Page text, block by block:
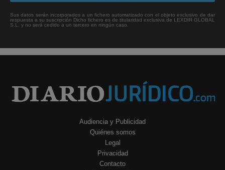
Sus datos serán incorporados a un fichero automatizado con el objeto exclusivo de dar
respuesta a su suscripción Dicho fichero es de titularidad exclusiva de LEXDIR GLOBAL
S.L. y no será cedido a un tercero en ningún caso.
Audiencia y Publicidad
Quiénes somos
Legal
Privacidad
Contacto